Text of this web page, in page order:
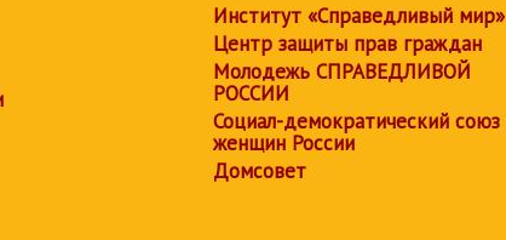
Институт «Справедливый мир»
Центр защиты прав граждан
Молодежь СПРАВЕДЛИВОЙ
РОССИИ
Социал-демократический союз
женщин России
Домсовет